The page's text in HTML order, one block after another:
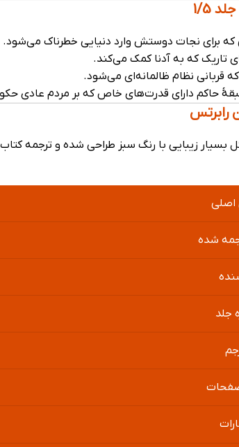
1/5
رابرتس
بسیار زیبایی با رنگ سبز طراحی شده و ترجمه
اصلی
شده
جلد